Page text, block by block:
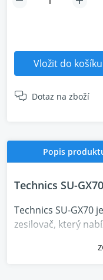
Vložit do košíku
Dotaz na zboží
Popis
Technics SU-GX70
Technics SU-GX70
zesilovač, který